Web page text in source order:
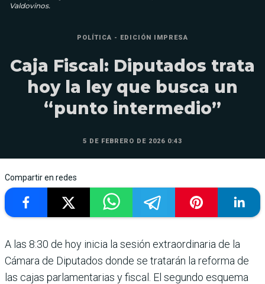
Valdovinos.
POLÍTICA - EDICIÓN IMPRESA
Caja Fiscal: Diputados trata
hoy la ley que busca un
“punto intermedio”
5 DE FEBRERO DE 2026 0:43
Compartir en redes
A las 8:30 de hoy inicia la sesión extraordi­naria de la
Cámara de Diputados donde se tra­tarán la reforma de
las cajas parlamentarias y fiscal. El segundo esquema